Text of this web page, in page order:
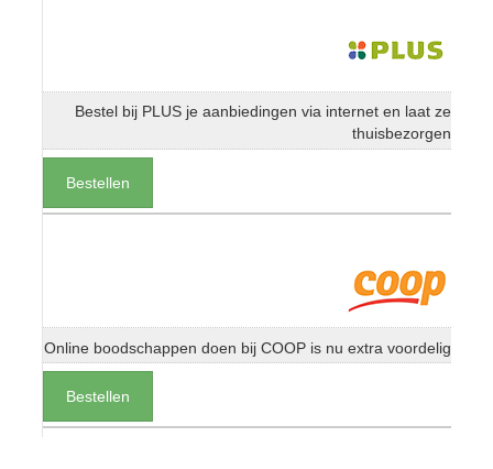
Bestel bij PLUS je aanbiedingen via internet en laat ze
thuisbezorgen
Bestellen
Online boodschappen doen bij COOP is nu extra voordelig
Bestellen